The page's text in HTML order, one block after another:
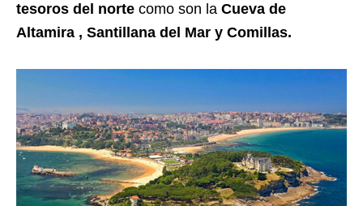
tesoros del norte como son la Cueva de
Altamira , Santillana del Mar y Comillas.